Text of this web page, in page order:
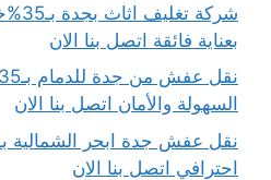
بعناية فائقة اتصل بنا الان
السهولة والأمان اتصل بنا الان
احترافي اتصل بنا الان